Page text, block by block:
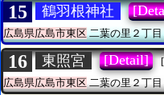
15 鶴羽根神社
広島県広島市東区二葉の里２丁
16 東照宮 [Detail]
広島県広島市東区 二葉の里２丁